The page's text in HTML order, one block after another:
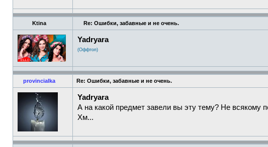
Ktina Re: Ошибки, забавные и не очень.
Yadryara
(Оффтоп)
provincialka Re: Ошибки, забавные и не очень.
Yadryara
А на какой предмет завели вы эту тему? Не
Хм...